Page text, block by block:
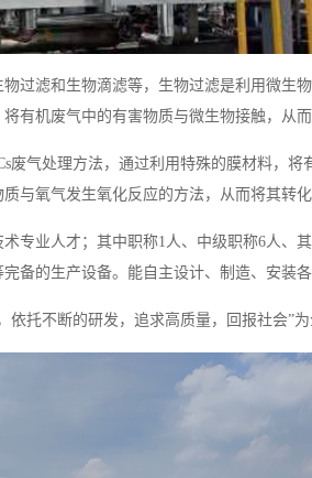
过滤和生物滴滤等，生物过滤是利用微生
有机废气中的有害物质与微生物接触，从
废气处理方法，通过利用特殊的膜材料，
与氧气发生氧化反应的方法，从而将其转
专业人才；其中职称1人、中级职称6人、
备的生产设备。能自主设计、制造、安装
依托不断的研发，追求高质量，回报社会”